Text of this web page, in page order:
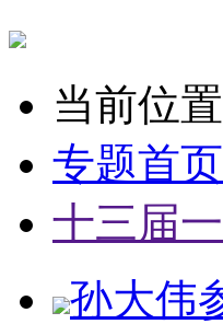
当前位置
专题首
十三届
孙大伟